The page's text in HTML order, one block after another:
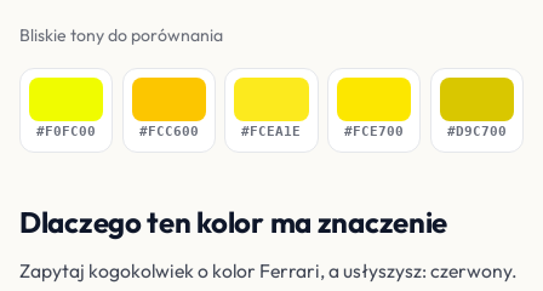
Bliskie tony do porównania
#F0FC00 #FCC600 #FCEA1E #FCE700 #D9C700
Dlaczego ten kolor ma znaczenie
Zapytaj kogokolwiek o kolor Ferrari, a usłyszysz: czerwony.